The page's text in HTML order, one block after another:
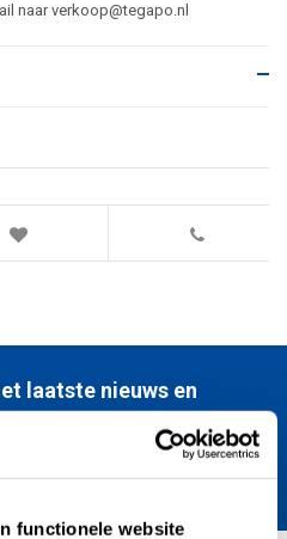
functionele website
naarverkoop@tegapo.nl
laatste nieuws en
Verstuur